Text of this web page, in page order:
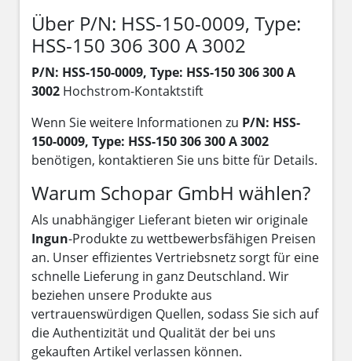
Über P/N: HSS-150-0009, Type:
HSS-150 306 300 A 3002
P/N: HSS-150-0009, Type: HSS-150 306 300 A
3002 Hochstrom-Kontaktstift
Wenn Sie weitere Informationen zu P/N: HSS-
150-0009, Type: HSS-150 306 300 A 3002
benötigen, kontaktieren Sie uns bitte für Details.
Warum Schopar GmbH wählen?
Als unabhängiger Lieferant bieten wir originale
Ingun-Produkte zu wettbewerbsfähigen Preisen
an. Unser effizientes Vertriebsnetz sorgt für eine
schnelle Lieferung in ganz Deutschland. Wir
beziehen unsere Produkte aus
vertrauenswürdigen Quellen, sodass Sie sich auf
die Authentizität und Qualität der bei uns
gekauften Artikel verlassen können.